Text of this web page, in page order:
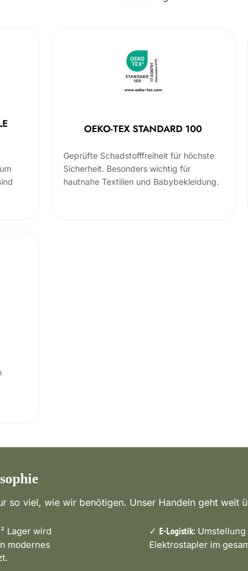
OEKO-TEX STANDARD 100
Geprüfte Schadstofffreiheit für höchste
Sicherheit. Besonders wichtig für
hautnahe Textilien und Babybekleidung.
so viel, wie wir benötigen. Unser Handeln geht weit
Lager wird
modernes
✓ E-Logistik:
Elektrostapler im